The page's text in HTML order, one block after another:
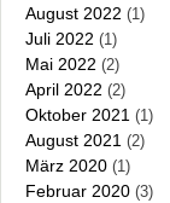
August 2022 (1)
Juli 2022 (1)
Mai 2022 (2)
April 2022 (2)
Oktober 2021 (1)
August 2021 (2)
März 2020 (1)
Februar 2020 (3)